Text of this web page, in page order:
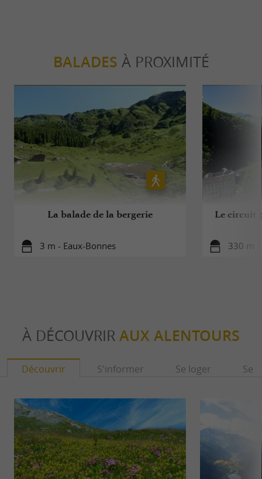
BALADES À PROXIMITÉ
La balade de la bergerie
3 m - Eaux-Bonnes
Le circuit
330 m -
À DÉCOUVRIR AUX ALENTOURS
Découvrir S'informer Se loger Se